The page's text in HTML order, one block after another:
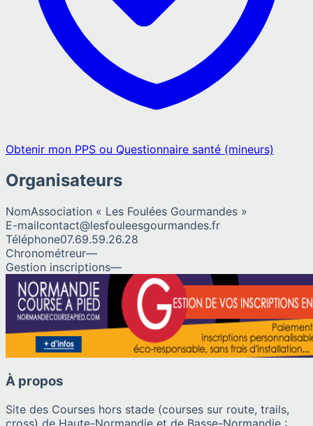
Obtenir mon PPS ou Questionnaire santé (mineurs)
Organisateurs
NomAssociation « Les Foulées Gourmandes »
E-mailcontact@lesfouleesgourmandes.fr
Téléphone07.69.59.26.28
Chronométreur—
Gestion inscriptions—
À propos
Site des Courses hors stade (courses sur route, trails,